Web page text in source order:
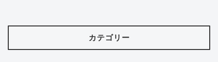
カテゴリー